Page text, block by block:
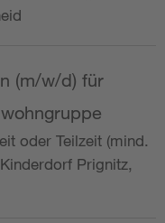
(m/w/d) für
oder Teilzeit (mind.
Prignitz,